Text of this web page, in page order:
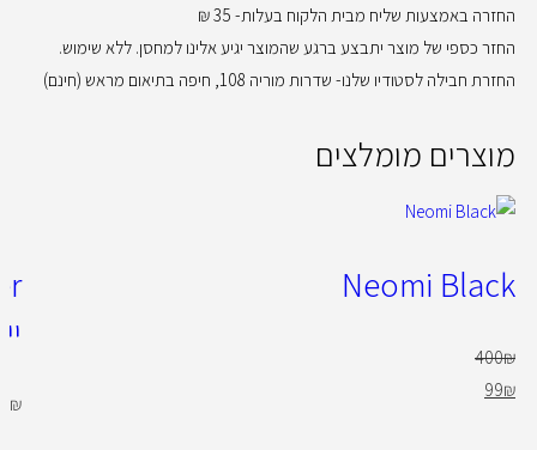
החזרה באמצעות שליח מבית הלקוח בעלות- 35 ₪
החזר כספי של מוצר יתבצע ברגע שהמוצר יגיע אלינו למחסן. ללא שימוש.
החזרת חבילה לסטודיו שלנו- שדרות מוריה 108, חיפה בתיאום מראש (חינם)
מוצרים מומלצים
Neomi Black
400₪
99₪
₪